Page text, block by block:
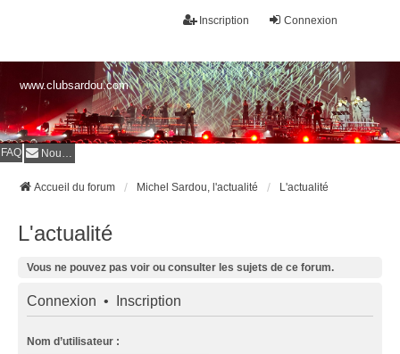
Connexion
Inscription
www.clubsardou.com
FAQ Nous contacter
Accueil du forum Michel Sardou, l'actualité L'actualité
L'actualité
Vous ne pouvez pas voir ou consulter les sujets de ce forum.
Connexion • Inscription
Nom d’utilisateur :